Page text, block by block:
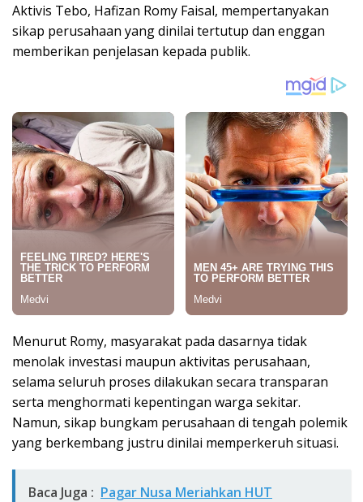
Aktivis Tebo, Hafizan Romy Faisal, mempertanyakan
sikap perusahaan yang dinilai tertutup dan enggan
memberikan penjelasan kepada publik.
Menurut Romy, masyarakat pada dasarnya tidak
menolak investasi maupun aktivitas perusahaan,
selama seluruh proses dilakukan secara transparan
serta menghormati kepentingan warga sekitar.
Namun, sikap bungkam perusahaan di tengah polemik
yang berkembang justru dinilai memperkeruh situasi.
Baca Juga : Pagar Nusa Meriahkan HUT